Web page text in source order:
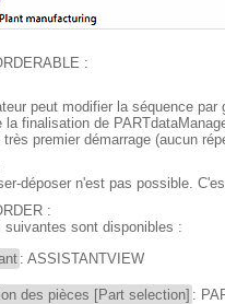
:
peut modifier la séquence par
la finalisation de
très premier démarrage (aucun
déposer n'est pas possible.
:
suivantes sont disponibles :
: ASSISTANTVIEW
des pièces [Part selection] :